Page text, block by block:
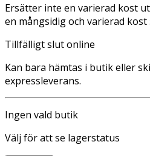
Ersätter inte en varierad kost
en mångsidig och varierad
Tillfälligt slut online
Kan bara hämtas i butik eller
expressleverans.
Ingen vald butik
Välj för att se lagerstatus